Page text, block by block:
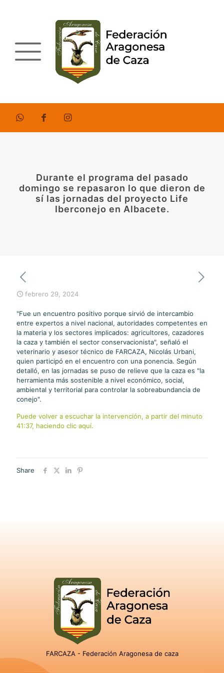
Durante el programa del pasado
domingo se repasaron lo que dieron de
sí las jornadas del proyecto Life
Iberconejo en Albacete.
febrero 29, 2024
"Fue un encuentro positivo porque sirvió de intercambio
entre expertos a nivel nacional, autoridades competentes en
la materia y los sectores implicados: agricultores, cazadores
la caza y también el sector conservacionista", señaló el
veterinario y asesor técnico de FARCAZA, Nicolás Urbani,
quien participó en el encuentro con una ponencia. Según
detalló, en las jornadas se puso de relieve que la caza es "la
herramienta más sostenible a nivel económico, social,
ambiental y territorial para controlar la sobreabundancia de
conejo".
Puede volver a escuchar la intervención, a partir del minuto
41:37, haciendo clic aquí.
Share
FARCAZA - Federación Aragonesa de caza